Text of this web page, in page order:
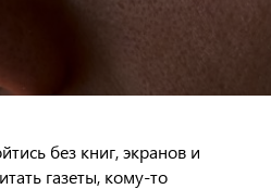
без книг, экранов и
газеты, кому-то